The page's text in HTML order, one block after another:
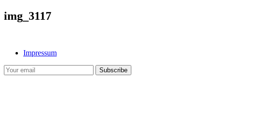
img_3117
Impressum